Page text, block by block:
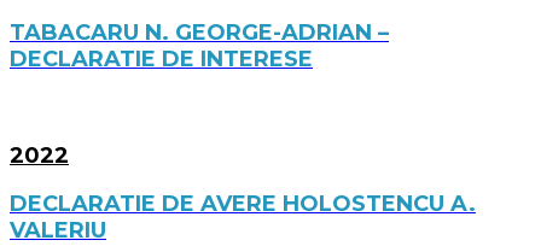
TABACARU N. GEORGE-ADRIAN –
DECLARATIE DE INTERESE
2022
DECLARATIE DE AVERE HOLOSTENCU A.
VALERIU